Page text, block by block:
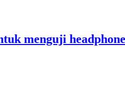
headphone